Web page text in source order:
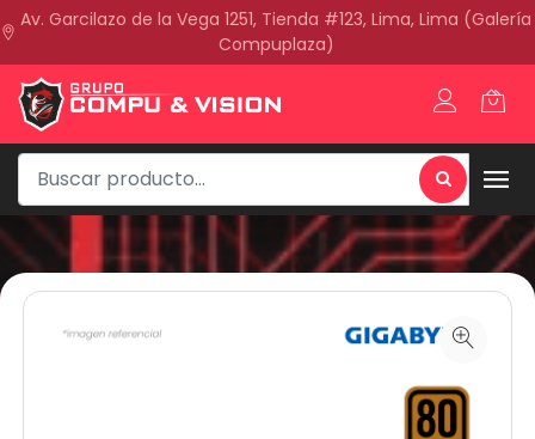
Av. Garcilazo de la Vega 1251, Tienda #123, Lima, Lima (Galería
Compuplaza)